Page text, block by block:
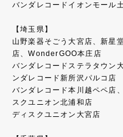
バンダレコードイオンモール
【埼玉県】
山野楽器そごう大宮店、新星
店、WonderGOO本庄店
バンダレコードステラタウン
ンダレコード新所沢パルコ店
バンダレコード本川越ペペ店
スクユニオン北浦和店
ディスクユニオン大宮店